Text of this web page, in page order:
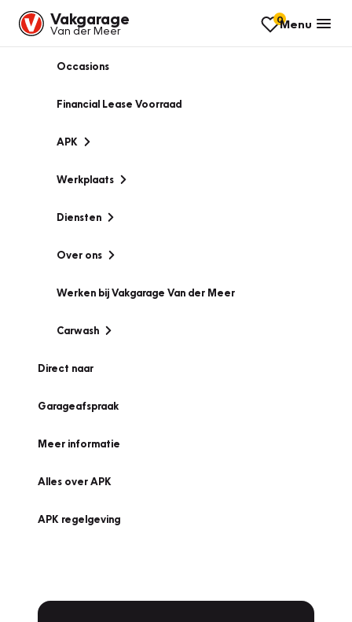
Vakgarage
Van der Meer
0Menu
Occasions
Financial Lease Voorraad
APK
Werkplaats
Diensten
Over ons
Werken bij Vakgarage Van der Meer
Carwash
Direct naar
Garageafspraak
Meer informatie
Alles over APK
APK regelgeving